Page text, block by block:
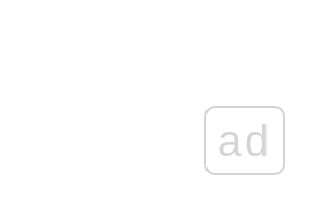
ad